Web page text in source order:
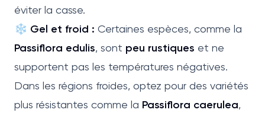
éviter la casse.
❄️ Gel et froid : Certaines espèces, comme la
Passiflora edulis, sont peu rustiques et ne
supportent pas les températures négatives.
Dans les régions froides, optez pour des variétés
plus résistantes comme la Passiflora caerulea,